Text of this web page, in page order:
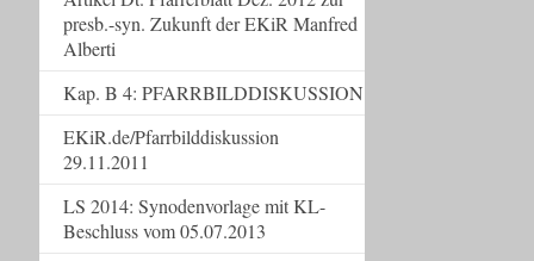
presb.-syn. Zukunft der EKiR Manfred
Alberti
Kap. B 4: PFARRBILDDISKUSSION
EKiR.de/Pfarrbilddiskussion
29.11.2011
LS 2014: Synodenvorlage mit KL-
Beschluss vom 05.07.2013